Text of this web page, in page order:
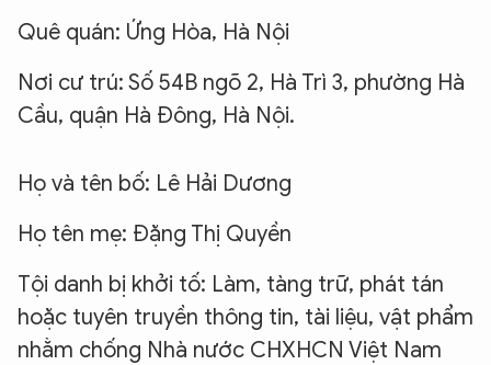
Quê quán: Ứng Hòa, Hà Nội
Nơi cư trú: Số 54B ngõ 2, Hà Trì 3, phường Hà
Cầu, quận Hà Đông, Hà Nội.
Họ và tên bố: Lê Hải Dương
Họ tên mẹ: Đặng Thị Quyền
Tội danh bị khởi tố: Làm, tàng trữ, phát tán
hoặc tuyên truyền thông tin, tài liệu, vật phẩm
nhằm chống Nhà nước CHXHCN Việt Nam